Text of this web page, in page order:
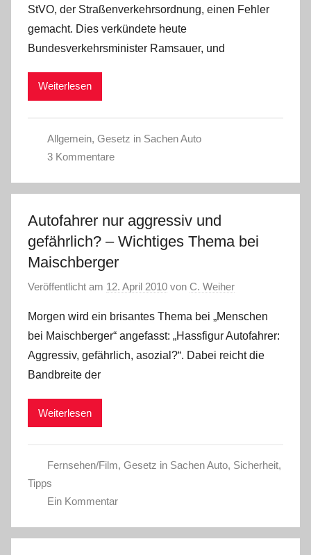
StVO, der Straßenverkehrsordnung, einen Fehler
gemacht. Dies verkündete heute
Bundesverkehrsminister Ramsauer, und
Weiterlesen
Allgemein, Gesetz in Sachen Auto
3 Kommentare
Autofahrer nur aggressiv und
gefährlich? – Wichtiges Thema bei
Maischberger
Veröffentlicht am 12. April 2010 von C. Weiher
Morgen wird ein brisantes Thema bei „Menschen
bei Maischberger“ angefasst: „Hassfigur Autofahrer:
Aggressiv, gefährlich, asozial?“. Dabei reicht die
Bandbreite der
Weiterlesen
Fernsehen/Film, Gesetz in Sachen Auto, Sicherheit,
Tipps
Ein Kommentar